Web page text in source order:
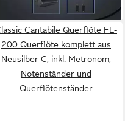
lieferbar - in 2-3 Werktagen bei dir
Cantabile Querflöte FL-
200 Querflöte komplett aus
Neusilber C, inkl. Metronom,
Notenständer und
Querflötenständer